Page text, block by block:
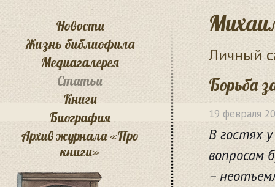
Личный
Борьба
19 февраля
В гостях
вопросам
–
Новости
Жизнь библиофила
Медиагалерея
Статьи
Книги
Биография
Архив журнала «Про
книги»